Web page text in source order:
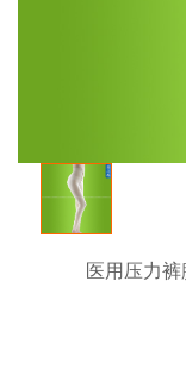
医用压力